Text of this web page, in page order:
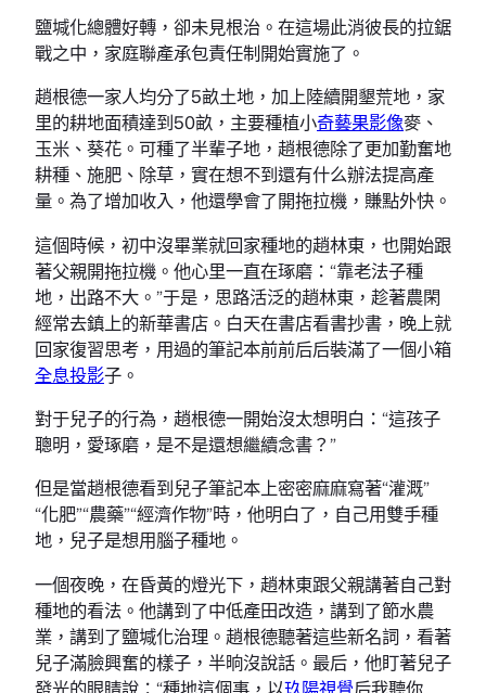
鹽堿化總體好轉，卻未見根治。在這場此消彼長的拉鋸
戰之中，家庭聯產承包責任制開始實施了。
趙根德一家人均分了5畝土地，加上陸續開墾荒地，家
里的耕地面積達到50畝，主要種植小奇藝果影像麥、
玉米、葵花。可種了半輩子地，趙根德除了更加勤奮地
耕種、施肥、除草，實在想不到還有什么辦法提高產
量。為了增加收入，他還學會了開拖拉機，賺點外快。
這個時候，初中沒畢業就回家種地的趙林東，也開始跟
著父親開拖拉機。他心里一直在琢磨：“靠老法子種
地，出路不大。”于是，思路活泛的趙林東，趁著農閑
經常去鎮上的新華書店。白天在書店看書抄書，晚上就
回家復習思考，用過的筆記本前前后后裝滿了一個小箱
全息投影子。
對于兒子的行為，趙根德一開始沒太想明白：“這孩子
聰明，愛琢磨，是不是還想繼續念書？”
但是當趙根德看到兒子筆記本上密密麻麻寫著“灌溉”
“化肥”“農藥”“經濟作物”時，他明白了，自己用雙手種
地，兒子是想用腦子種地。
一個夜晚，在昏黃的燈光下，趙林東跟父親講著自己對
種地的看法。他講到了中低產田改造，講到了節水農
業，講到了鹽堿化治理。趙根德聽著這些新名詞，看著
兒子滿臉興奮的樣子，半晌沒說話。最后，他盯著兒子
發光的眼睛說：“種地這個事，以玖陽視覺后我聽你